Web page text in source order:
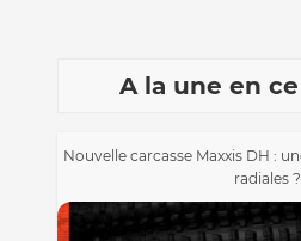
A la une en
Nouvelle carcasse Maxxis DH :
radiales ?